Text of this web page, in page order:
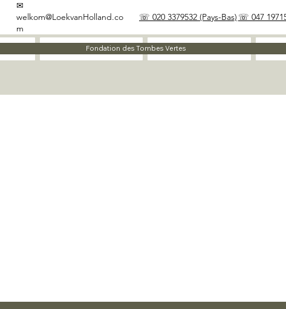
À propos Matériaux
Fondation des Tombes Vertes
☏ 020 3379532 (Pays-Bas) ☏ 047
✉
welkom@LoekvanHolland.co
m